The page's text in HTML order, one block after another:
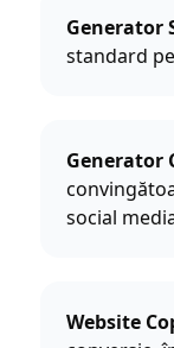
Generator
standard
Generator
social
Website